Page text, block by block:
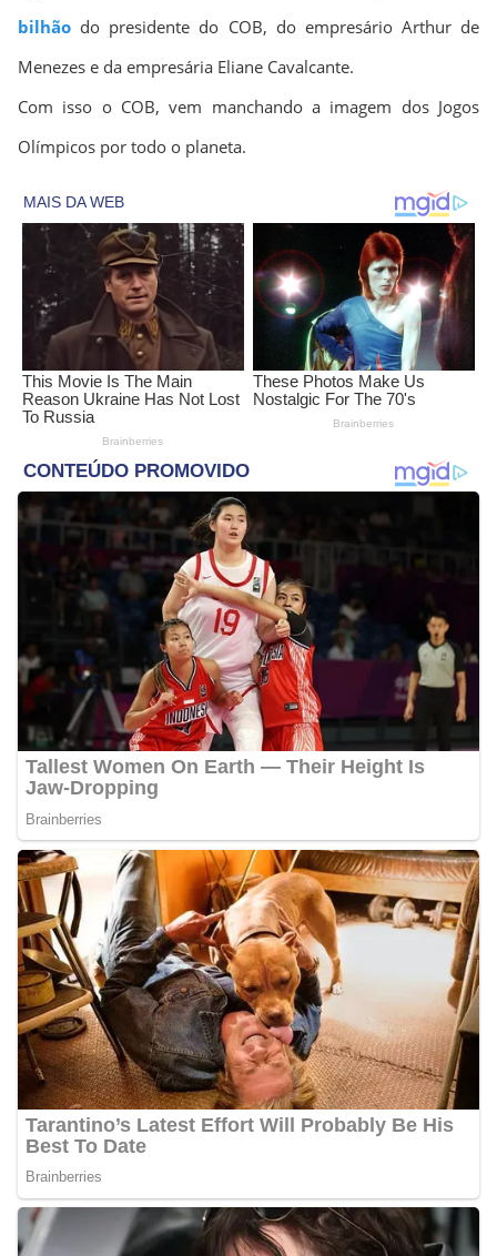
bilhão do presidente do COB, do empresário Arthur de
Menezes e da empresária Eliane Cavalcante.
Com isso o COB, vem manchando a imagem dos Jogos
Olímpicos por todo o planeta.